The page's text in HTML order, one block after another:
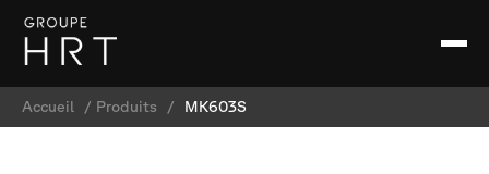
Accueil / Produits / MK603S